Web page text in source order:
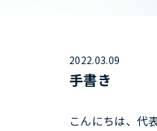
2022.03.09
手書き
こんにちは、代